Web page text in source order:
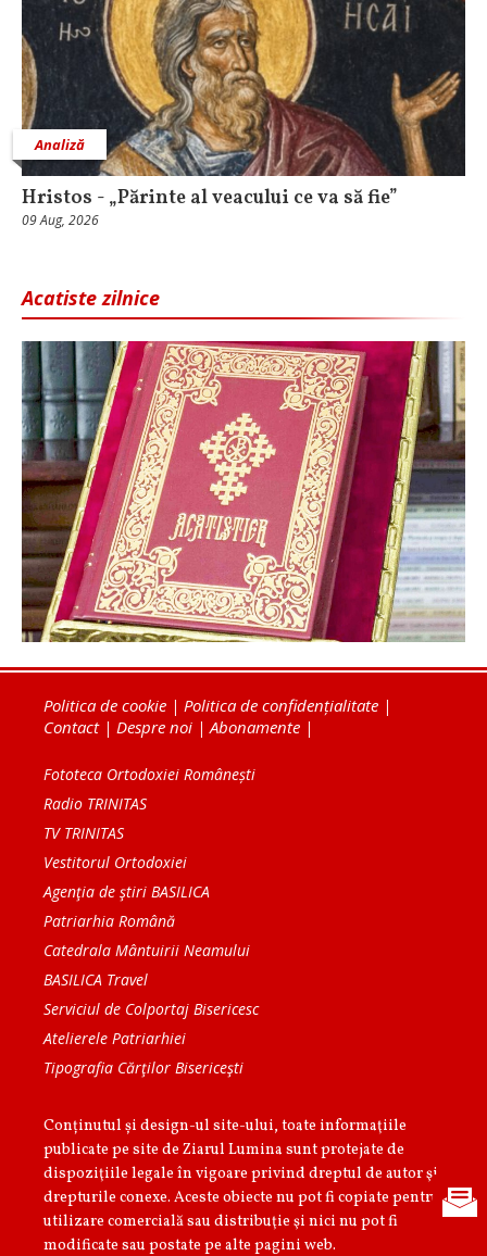
Analiză
Hristos - „Părinte al veacului ce va să fie”
09 Aug, 2026
Acatiste zilnice
Politica de cookie | Politica de confidențialitate |
Contact| Despre noi |Abonamente |
Fototeca Ortodoxiei Românești
Radio TRINITAS
TV TRINITAS
Vestitorul Ortodoxiei
Agenţia de ştiri BASILICA
Patriarhia Română
Catedrala Mântuirii Neamului
BASILICA Travel
Serviciul de Colportaj Bisericesc
Atelierele Patriarhiei
Tipografia Cărţilor Bisericeşti
Conținutul și design-ul site-ului, toate informaţiile
publicate pe site de Ziarul Lumina sunt protejate de
dispoziţiile legale în vigoare privind dreptul de autor şi
drepturile conexe. Aceste obiecte nu pot fi copiate pentru
utilizare comercială sau distribuţie şi nici nu pot fi
modificate sau postate pe alte pagini web.